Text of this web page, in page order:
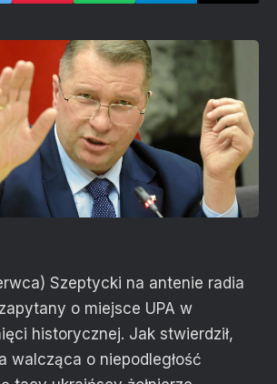
Szeptycki na antenie radia
o miejsce UPA w
historycznej. Jak stwierdził,
walcząca o niepodległość